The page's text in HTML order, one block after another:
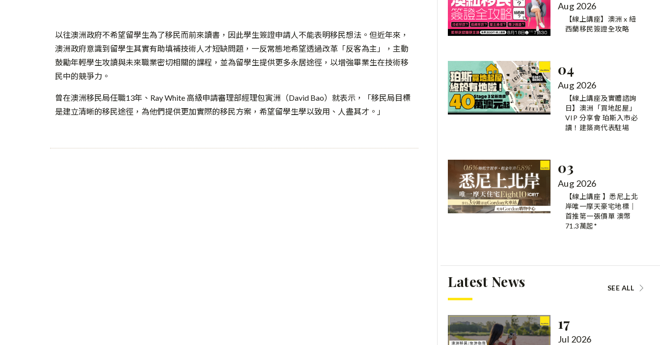
以往澳洲政府不希望留學生為了移民而前來讀書，因此學生簽證申請人不能表明移民想法。但近年來，
澳洲政府意識到留學生其實有助填補技術人才短缺問題，一反常態地希望透過改革「反客為主」，主動
鼓勵年輕學生攻讀與未來職業密切相關的課程，並為留學生提供更多永居途徑，以增強畢業生在技術移
民中的競爭力。
曾在澳洲移民局任職13年、Ray White 高級申請審理部經理包寅洲（David Bao）就表示，「移民局目標
是建立清晰的移民途徑，為他們提供更加實際的移民方案，希望留學生學以致用、人盡其才。」
Aug 2026
【線上講座】澳洲 x 紐
西蘭移民簽證全攻略
04
Aug 2026
【線上講座及實體諮詢
日】澳洲「買地起屋」
VIP 分享會 珀斯入市必
讀！建築商代表駐場
03
Aug 2026
【線上講座 】悉尼上北
岸唯一摩天豪宅地標｜
首推第一張價單 澳幣
71.3萬起*
Latest News SEE ALL
17
Jul 2026